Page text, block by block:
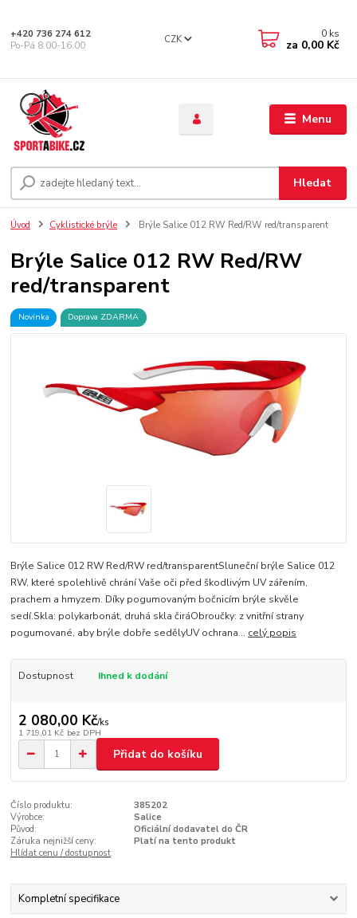
Menu
CZK
Hledat
+420 736 274 612
Po-Pá 8.00-16.00
0 ks
za 0,00 Kč
Úvod Cyklistické brýle Brýle Salice 012 RW Red/RW red/transparent
Brýle Salice 012 RW Red/RW
red/transparent
Novinka Doprava ZDARMA
Brýle Salice 012 RW Red/RW red/transparentSluneční brýle Salice 012
RW, které spolehlivě chrání Vaše oči před škodlivým UV zářením,
prachem a hmyzem. Díky pogumovaným bočnicím brýle skvěle
sedí.Skla: polykarbonát, druhá skla čiráObroučky: z vnitřní strany
pogumované, aby brýle dobře sedělyUV ochrana... celý popis
Dostupnost Ihned k dodání
2 080,00 Kč/ks
1 719,01 Kč bez DPH
Přidat do košíku
Číslo produktu:
385202
Výrobce:
Salice
Původ:
Oficiální dodavatel do ČR
Záruka nejnižší ceny:
Platí na tento produkt
Hlídat cenu / dostupnost
Kompletní specifikace